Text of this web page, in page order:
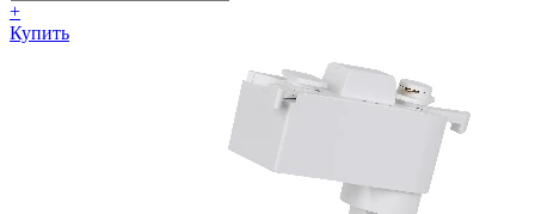
+
Купить